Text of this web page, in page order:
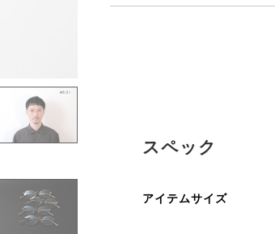
スペック
アイテムサイズ